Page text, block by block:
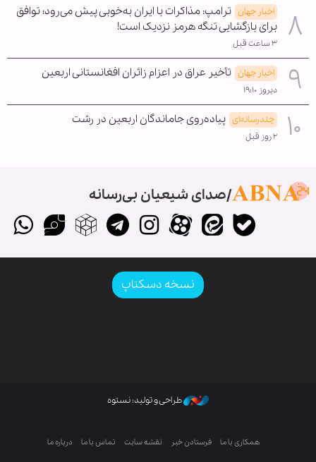
اخبار جهان ترامپ: مذاکرات با ایران به‌خوبی پیش می‌رود؛ توافق
برای بازگشایی تنگه هرمز نزدیک است!
۳ ساعت قبل
اخبار جهان تأخیر عراق در اعزام زائران افغانستانی اربعین
دیروز ۱۹:۱۰
چندرسانه‌ای پیاده‌روی جاماندگان اربعین در رشت
۲ روز قبل
صدای شیعیان بی‌رسانه
نسخه دسکتاپ
طراحی و تولید: نستوه
همکاری با ما فرستادن خبر نقشه سایت تماس با ما درباره ما